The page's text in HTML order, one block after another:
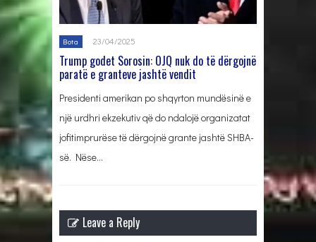
Bota 23/04/2025
Trump godet Sorosin: OJQ nuk do të dërgojnë
paratë e granteve jashtë vendit
Presidenti amerikan po shqyrton mundësinë e
një urdhri ekzekutiv që do ndalojë organizatat
jofitimprurëse të dërgojnë grante jashtë SHBA-
së. Nëse…
Leave a Reply